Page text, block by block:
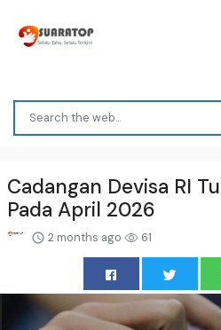
Cadangan Devisa RI
Pada April 2026
2 months ago 61